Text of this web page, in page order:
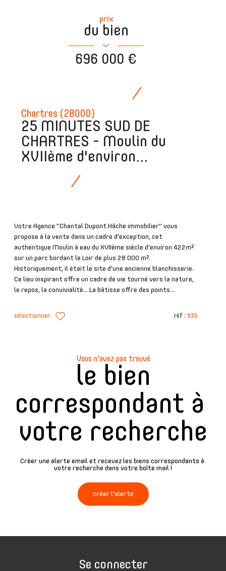
Chartres (28000)
25 MINUTES SUD DE
CHARTRES - Moulin du
XVIIème d'environ...
Votre Agence "Chantal Dupont Hâche immobilier" vous
propose à la vente dans un cadre d'exception, cet
authentique Moulin à eau du XVIIème siècle d'environ 422m²
sur un parc bordant le Loir de plus 28 000 m².
Historiquement, il était le site d'une ancienne blanchisserie.
Ce lieu inspirant offre un cadre de vie tourné vers la nature,
le repos, la convivialité... La bâtisse offre des points...
prix
du bien
696 000 €
sélectionner réf : 935
Vous n'avez pas trouvé
le bien
correspondant à
votre recherche
Créer une alerte email et recevez les biens correspondants à
votre recherche dans votre boîte mail !
créer l'alerte
Se connecter